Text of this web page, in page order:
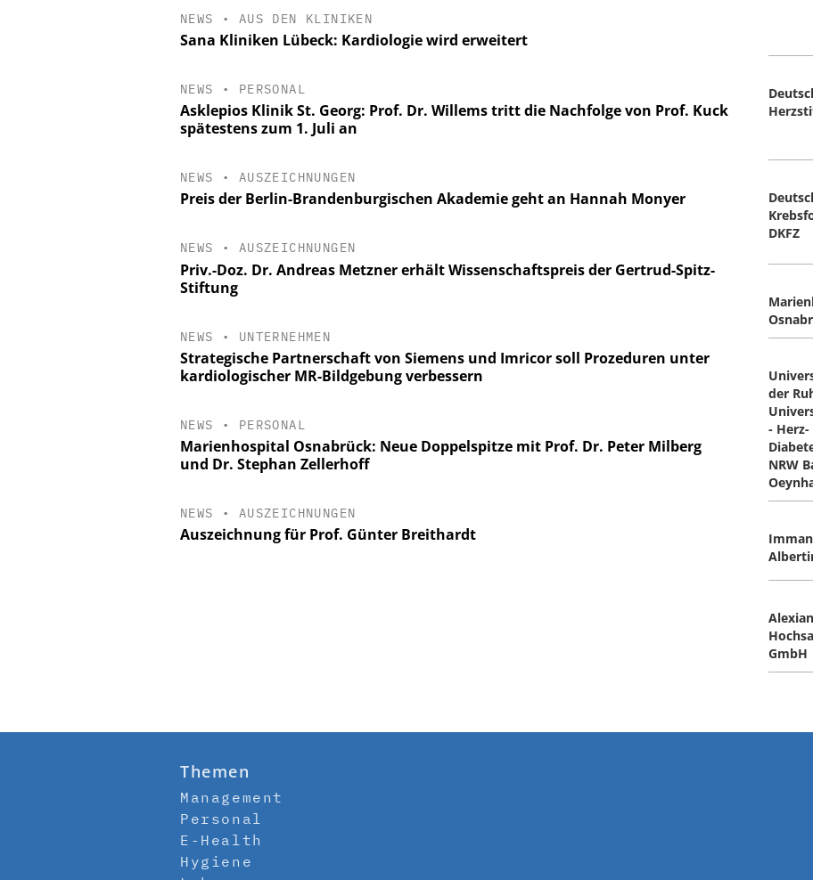
NEWS • AUS DEN KLINIKEN
Sana Kliniken Lübeck: Kardiologie wird erweitert
NEWS • PERSONAL
Asklepios Klinik St. Georg: Prof. Dr. Willems tritt die Nachfolge von Prof. Kuck
spätestens zum 1. Juli an
NEWS • AUSZEICHNUNGEN
Preis der Berlin-Brandenburgischen Akademie geht an Hannah Monyer
NEWS • AUSZEICHNUNGEN
Priv.-Doz. Dr. Andreas Metzner erhält Wissenschaftspreis der Gertrud-Spitz-
Stiftung
NEWS • UNTERNEHMEN
Strategische Partnerschaft von Siemens und Imricor soll Prozeduren unter
kardiologischer MR-Bildgebung verbessern
NEWS • PERSONAL
Marienhospital Osnabrück: Neue Doppelspitze mit Prof. Dr. Peter Milberg
und Dr. Stephan Zellerhoff
NEWS • AUSZEICHNUNGEN
Auszeichnung für Prof. Günter Breithardt
DKFZ
der
- Herz-
NRW
GmbH
Themen
Management
Personal
E-Health
Hygiene